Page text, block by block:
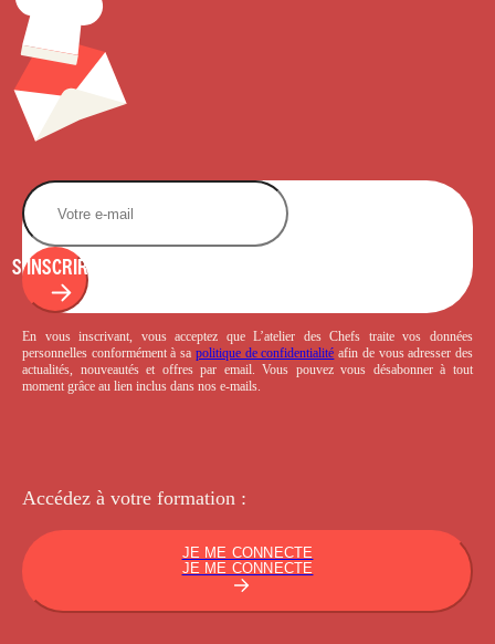
S'INSCRIRE
En vous inscrivant, vous acceptez que L’atelier des Chefs traite vos données
personnelles conformément à sa politique de confidentialité afin de vous adresser des
actualités, nouveautés et offres par email. Vous pouvez vous désabonner à tout
moment grâce au lien inclus dans nos e-mails.
Accédez à votre formation :
JE ME CONNECTE
JE ME CONNECTE